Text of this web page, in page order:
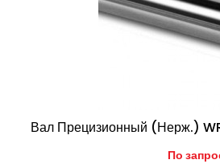
Вал Прецизионный (нерж.)
По